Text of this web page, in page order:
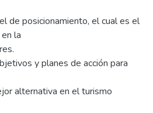
de posicionamiento, el cual es el
la
y planes de acción para
alternativa en el turismo